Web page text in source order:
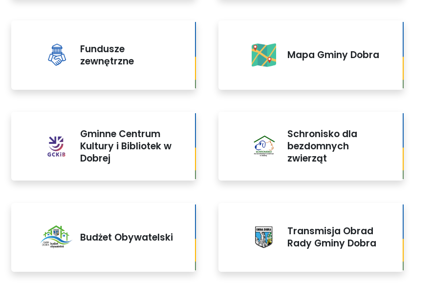
Fundusze
zewnętrzne
Mapa Gminy Dobra
Gminne Centrum
Kultury i Bibliotek w
Dobrej
Schronisko dla
bezdomnych
zwierząt
Budżet Obywatelski
Transmisja Obrad
Rady Gminy Dobra